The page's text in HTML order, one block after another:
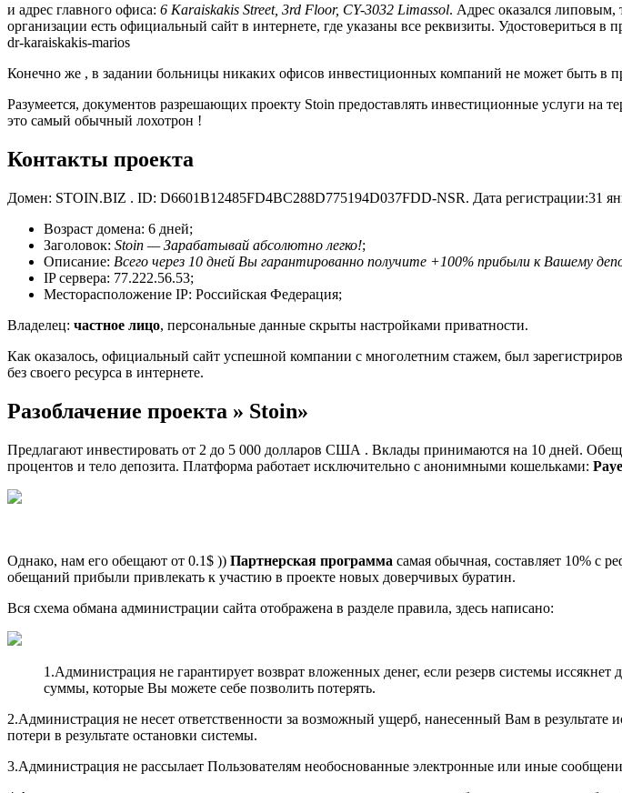
и адрес главного офиса: 6 Karaiskakis Street, 3rd Floor, CY-3032 Limassol. Адрес оказался липовым,
организации есть официальный сайт в интернете, где указаны все реквизиты.
dr-karaiskakis-marios
Конечно же , в задании больницы никаких офисов инвестиционных компаний не может быть в
Разумеется, документов разрешающих проекту Stoin предоставлять инвестиционные услуги
это самый обычный лохотрон !
Контакты проекта
Домен: STOIN.BIZ . ID: D6601B12485FD4BC288D775194D037FDD-NSR. Дата регистрации:31
Возраст домена: 6 дней;
Заголовок: Stoin — Зарабатывай абсолютно легко!;
Описание: Всего через 10 дней Вы гарантированно получите +100% прибыли к Вашему
IP сервера: 77.222.56.53;
Месторасположение IP: Российская Федерация;
Владелец: частное лицо, персональные данные скрыты настройками приватности.
Как оказалось, официальный сайт успешной компании с многолетним стажем, был
без своего ресурса в интернете.
Разоблачение проекта » Stoin»
Предлагают инвестировать от 2 до 5 000 долларов США . Вклады принимаются на 10 дней.
процентов и тело депозита. Платформа работает исключительно с анонимными кошельками:
Однако, нам его обещают от 0.1$ )) Партнерская программа самая обычная, составляет 10% с
обещаний прибыли привлекать к участию в проекте новых доверчивых буратин.
Вся схема обмана администрации сайта отображена в разделе правила, здесь написано:
1.Администрация не гарантирует возврат вложенных денег, если резерв системы
суммы, которые Вы можете себе позволить потерять.
2.Администрация не несет ответственности за возможный ущерб, нанесенный Вам в результате
потери в результате остановки системы.
3.Администрация не рассылает Пользователям необоснованные электронные или иные